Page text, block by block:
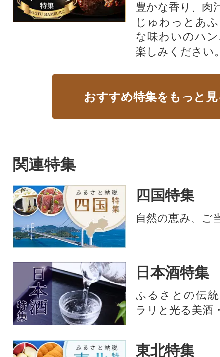
豊かな香り、肉
じゅわっとあ
な味わいのハ
楽しみください
おすすめ特集をもっと
関連特集
四国特集
自然の恵み、ご
日本酒特集
ふるさとの伝
ラリと光る美酒
東北特集